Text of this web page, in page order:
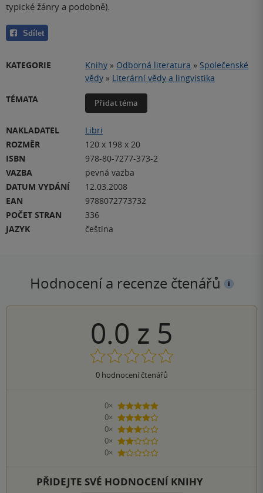
typické žánry a podobně).
Sdílet
KATEGORIE Knihy » Odborná literatura » Společenské
vědy » Literární vědy a lingvistika
TÉMATA
Přidat téma
NAKLADATEL
Libri
ROZMĚR
120 x 198 x 20
ISBN
978-80-7277-373-2
VAZBA
pevná vazba
DATUM VYDÁNÍ
12.03.2008
EAN
9788072773732
POČET STRAN
336
JAZYK
čeština
Hodnocení a recenze čtenářů
0.0 z 5
0hodnocení čtenářů
0×
5 hvězdiček
0×
4 hvězdičky
0×
3 hvězdičky
0×
2 hvězdičky
0×
1 hvezdička
PŘIDEJTE SVÉ HODNOCENÍ KNIHY